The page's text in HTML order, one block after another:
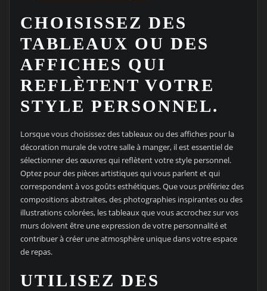
CHOISISSEZ DES
TABLEAUX OU DES
AFFICHES QUI
REFLÈTENT VOTRE
STYLE PERSONNEL.
Lorsque vous choisissez des tableaux ou des affiches pour la
décoration murale de votre salle à manger, il est essentiel de
sélectionner des œuvres qui reflètent votre style personnel.
Optez pour des pièces artistiques qui vous parlent et qui
correspondent à vos goûts esthétiques. Que vous préfériez des
compositions abstraites, des photographies inspirantes ou des
illustrations colorées, les tableaux que vous accrochez sur vos
murs doivent être une expression de votre personnalité et
contribuer à créer une atmosphère unique dans votre espace
de repas.
UTILISEZ DES